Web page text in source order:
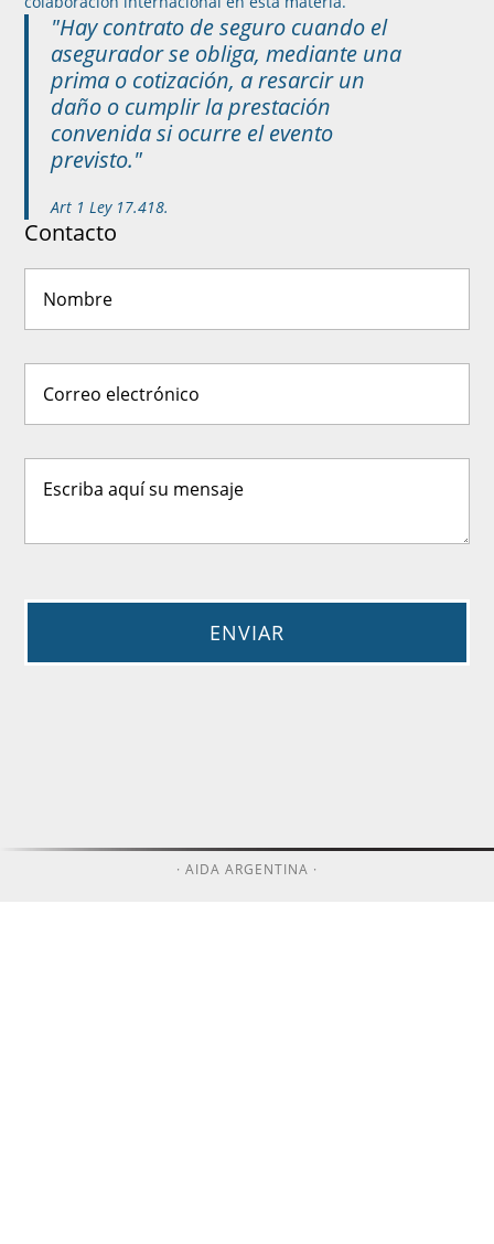
"Hay contrato de seguro cuando el
asegurador se obliga, mediante una
prima o cotización, a resarcir un
daño o cumplir la prestación
convenida si ocurre el evento
previsto."
Art 1 Ley 17.418.
Contacto
· AIDA ARGENTINA ·